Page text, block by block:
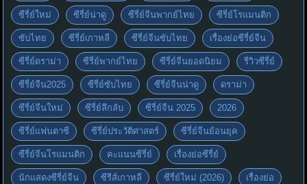
ซีรี่ย์ใหม่ ซีรี่ย์น่าดู ซีรี่ย์จีนพากย์ไทย ซีรี่ย์โรแมนติก
ซับไทย ซีรี่ย์เกาหลี ซีรี่ย์จีนซับไทย เรื่องย่อซีรี่ย์จีน
ซีรี่ย์ดราม่า ซีรี่ย์พากย์ไทย ซีรี่ย์จีนยอดนิยม รีวิวซีรี่ย์
ซีรี่ย์จีน2025 ซีรี่ย์ซับไทย ซีรี่ย์จีนน่าดู ดราม่า
ซีรี่ย์จีนใหม่ ซีรี่ย์ลึกลับ ซีรี่ย์จีน 2025 2026
ซีรี่ย์แฟนตาซี ซีรี่ย์ประวัติศาสตร์ ซีรี่ย์จีนย้อนยุค
ซีรี่ย์จีนโรแมนติก คะแนนซีรี่ย์ เรื่องย่อซีรี่ย์
นักแสดงซีรี่ย์จีน ซีรีส์เกาหลี ซีรี่ย์ใหม่ (2026) เรื่องย่อ